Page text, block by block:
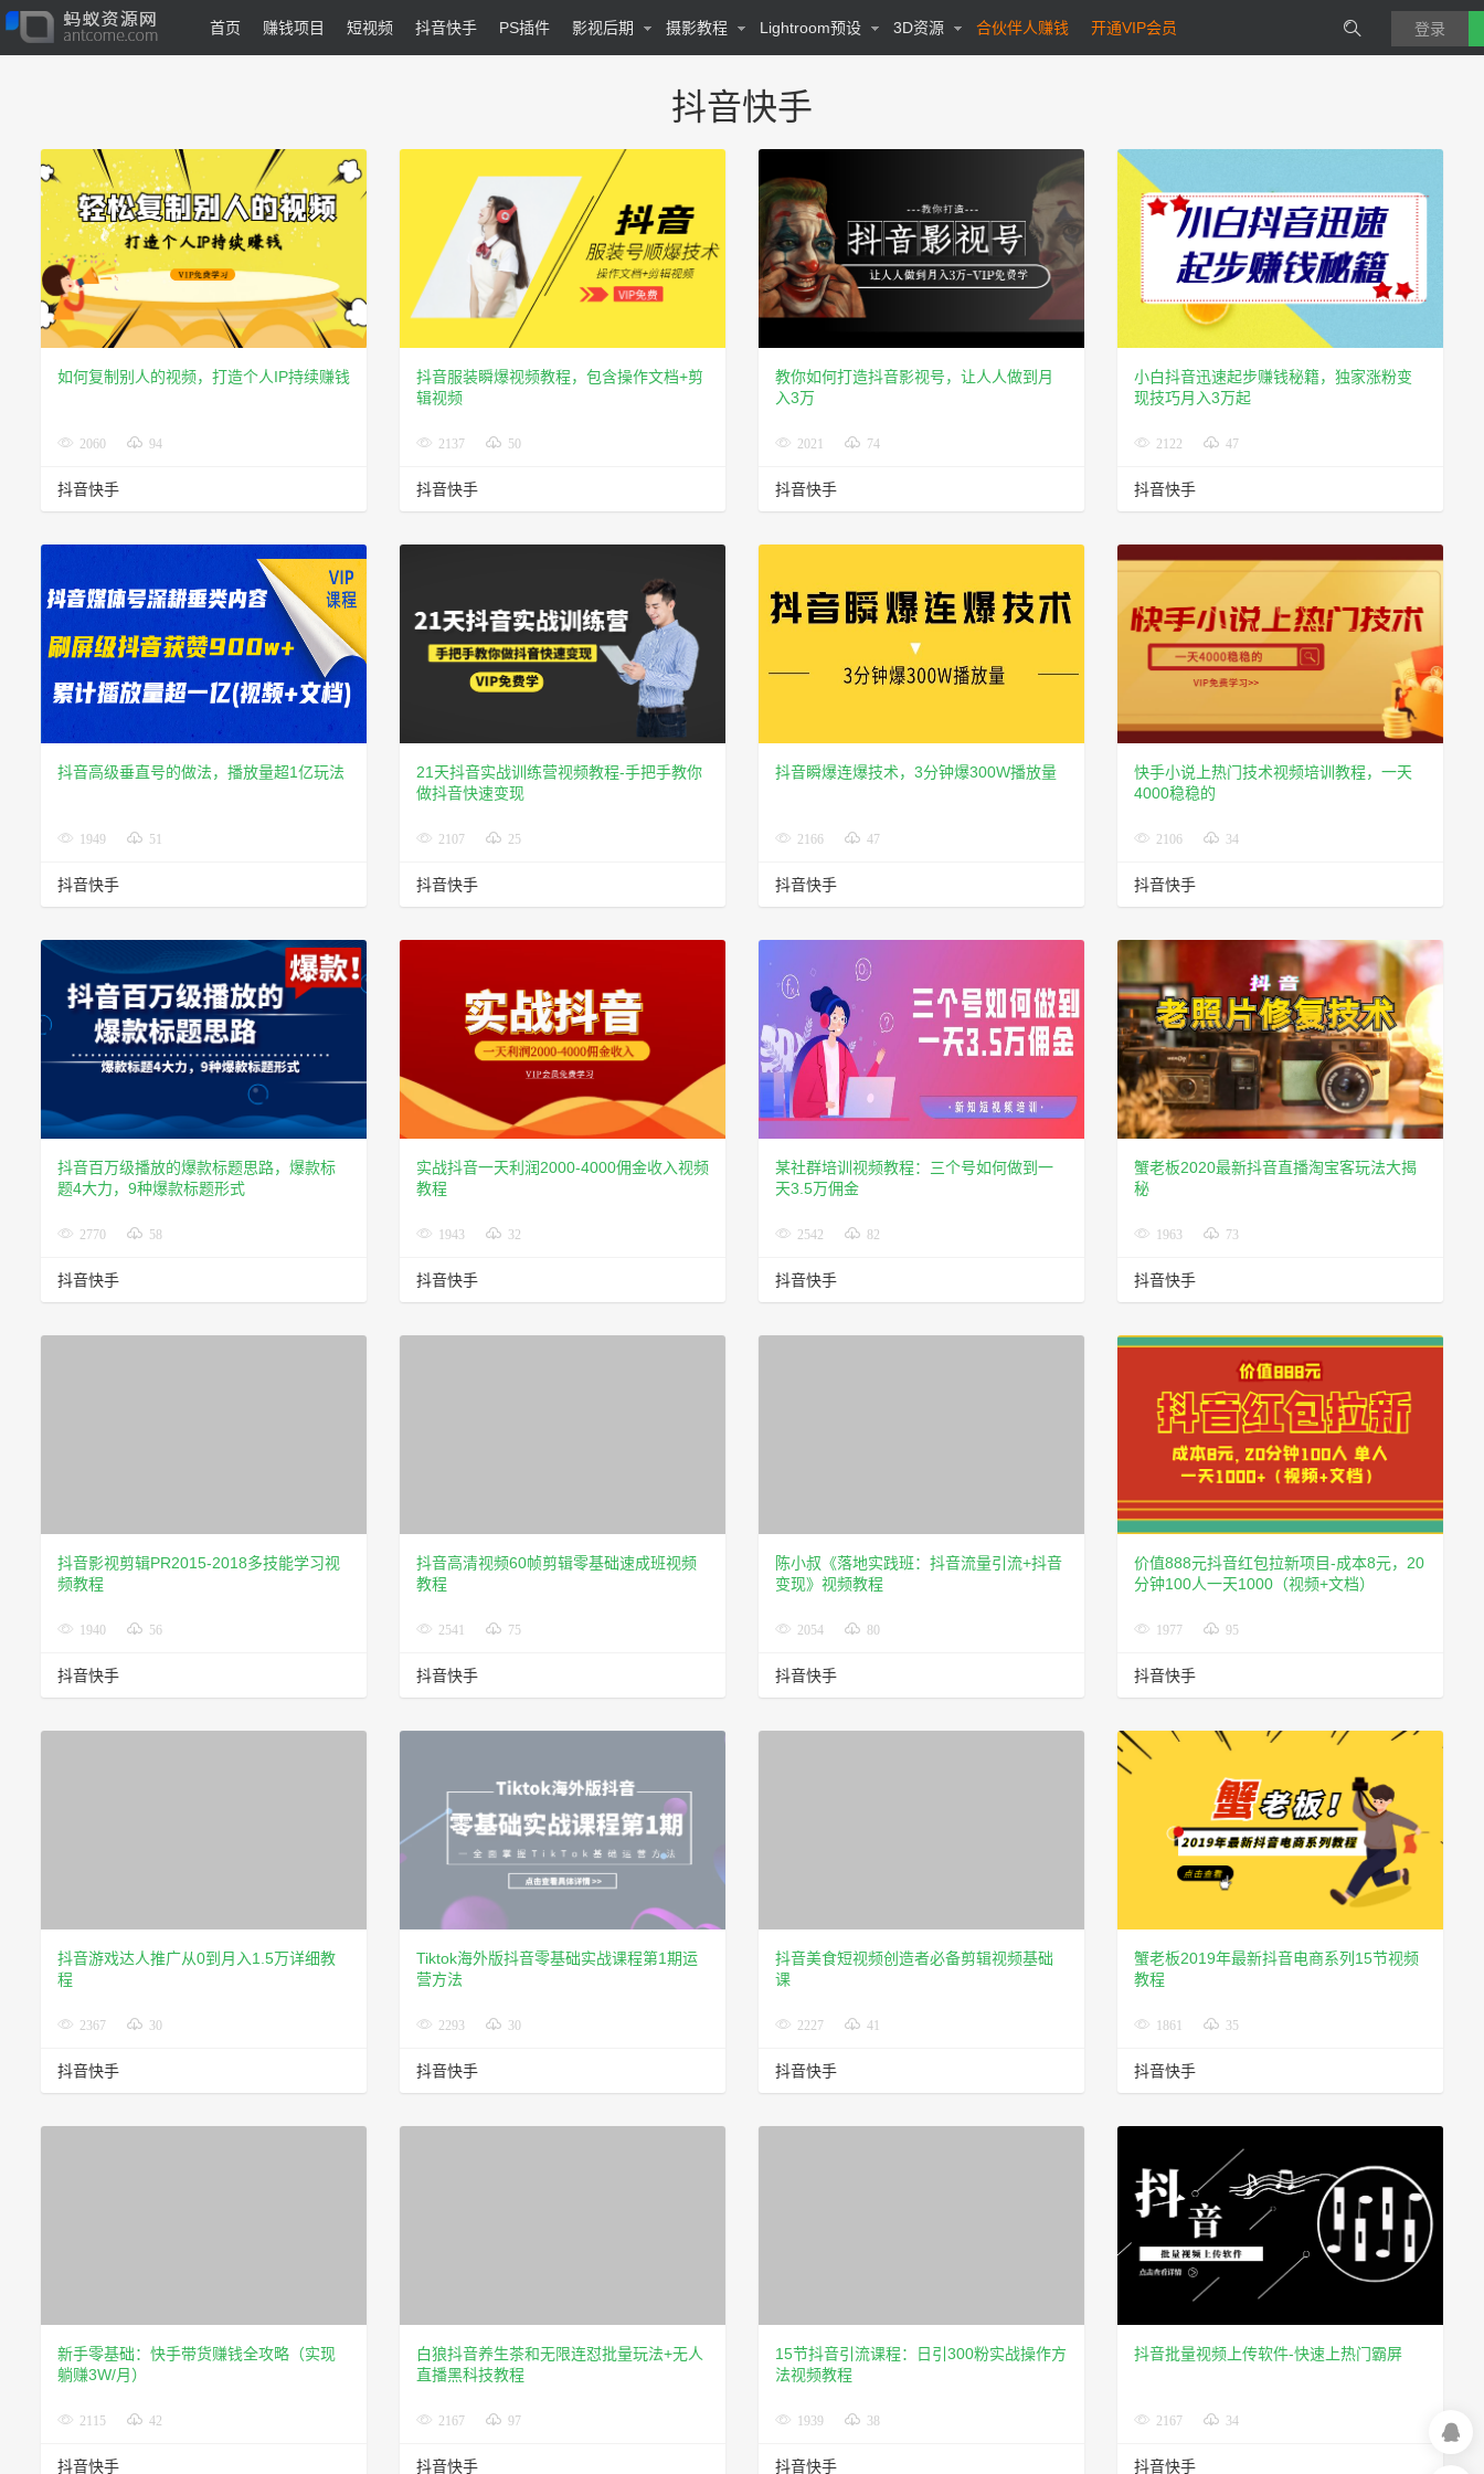
首页 赚钱项目 短视频 抖音快手 PS插件 影视后期 摄影教程 Lightroom预设 3D资源 合伙伴人赚钱 开通VIP会员 登录
抖音快手
如何复制别人的视频，打造个人IP持续赚钱
2060 94
抖音快手
抖音服装瞬爆视频教程，包含操作文档+剪
辑视频
2137 50
抖音快手
教你如何打造抖音影视号，让人人做到月
入3万
2021 74
抖音快手
小白抖音迅速起步赚钱秘籍，独家涨粉变
现技巧月入3万起
2122 47
抖音快手
抖音高级垂直号的做法，播放量超1亿玩法
1949 51
抖音快手
21天抖音实战训练营视频教程-手把手教你
做抖音快速变现
2107 25
抖音快手
抖音瞬爆连爆技术，3分钟爆300W播放量
2166 47
抖音快手
快手小说上热门技术视频培训教程，一天
4000稳稳的
2106 34
抖音快手
抖音百万级播放的爆款标题思路，爆款标
题4大力，9种爆款标题形式
2770 58
抖音快手
实战抖音一天利润2000-4000佣金收入视频
教程
1943 32
抖音快手
某社群培训视频教程：三个号如何做到一
天3.5万佣金
2542 82
抖音快手
蟹老板2020最新抖音直播淘宝客玩法大揭
秘
1963 73
抖音快手
抖音影视剪辑PR2015-2018多技能学习视
频教程
1940 56
抖音快手
抖音高清视频60帧剪辑零基础速成班视频
教程
2541 75
抖音快手
陈小叔《落地实践班：抖音流量引流+抖音
变现》视频教程
2054 80
抖音快手
价值888元抖音红包拉新项目-成本8元，20
分钟100人一天1000（视频+文档）
1977 95
抖音快手
抖音游戏达人推广从0到月入1.5万详细教
程
2367 30
抖音快手
Tiktok海外版抖音零基础实战课程第1期运
营方法
2293 30
抖音快手
抖音美食短视频创造者必备剪辑视频基础
课
2227 41
抖音快手
蟹老板2019年最新抖音电商系列15节视频
教程
1861 35
抖音快手
新手零基础：快手带货赚钱全攻略（实现
躺赚3W/月）
2115 42
抖音快手
白狼抖音养生茶和无限连怼批量玩法+无人
直播黑科技教程
2167 97
抖音快手
15节抖音引流课程：日引300粉实战操作方
法视频教程
1939 38
抖音快手
抖音批量视频上传软件-快速上热门霸屏
2167 34
抖音快手